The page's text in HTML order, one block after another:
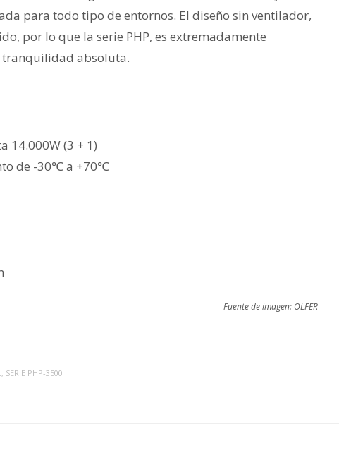
para todo tipo de entornos. El diseño sin ventilador,
por lo que la serie PHP, es extremadamente
tranquilidad absoluta.
14.000W (3 + 1)
de -30℃ a +70℃
Fuente de imagen: OLFER
, SERIE PHP-3500